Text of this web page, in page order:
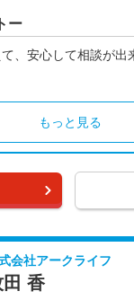
ー
、安心して相談が出
もっと見る
会社アークライフ
田 香